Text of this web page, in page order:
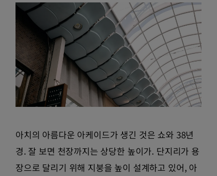
아치의 아름다운 아케이드가 생긴 것은 쇼와 38년
경. 잘 보면 천장까지는 상당한 높이가. 단지리가 용
장으로 달리기 위해 지붕을 높이 설계하고 있어, 아